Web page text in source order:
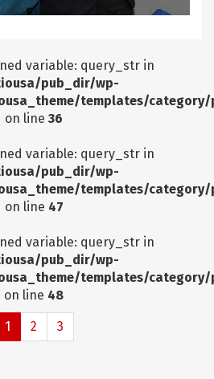
variable: query_str in
pub_dir/wp-
templates/
on line 36
variable: query_str in
pub_dir/wp-
templates/
on line 47
variable: query_str in
pub_dir/wp-
templates/
on line 48
1 2 3